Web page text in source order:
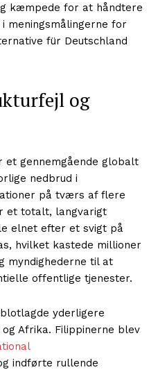
kæmpede for at håndtere
meningsmålingerne for
für Deutschland
og
et gennemgående globalt
nedbrud i
på tværs af flere
et totalt, langvarigt
elnet efter et svigt på
hvilket kastede millioner
myndighederne til at
offentlige tjenester.
yderligere
Afrika. Filippinerne blev
indførte rullende